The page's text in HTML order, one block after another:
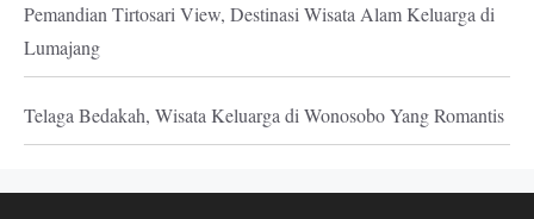
Pemandian Tirtosari View, Destinasi Wisata Alam Keluarga di
Lumajang
Telaga Bedakah, Wisata Keluarga di Wonosobo Yang Romantis